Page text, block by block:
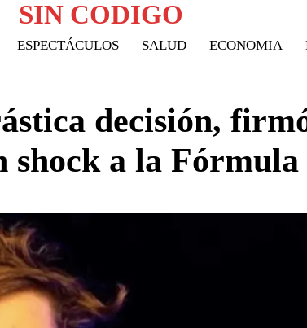
SIN CODIGO
ESPECTÁCULOS SALUD ECONOMIA
decisión,
shock a la Fórmula